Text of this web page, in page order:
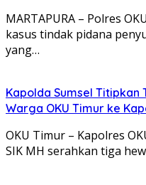
MARTAPURA – Polres
kasus tindak pidana
yang…
Kapolda Sumsel Titipkan
Warga OKU Timur ke
OKU Timur – Kapolres
SIK MH serahkan tiga